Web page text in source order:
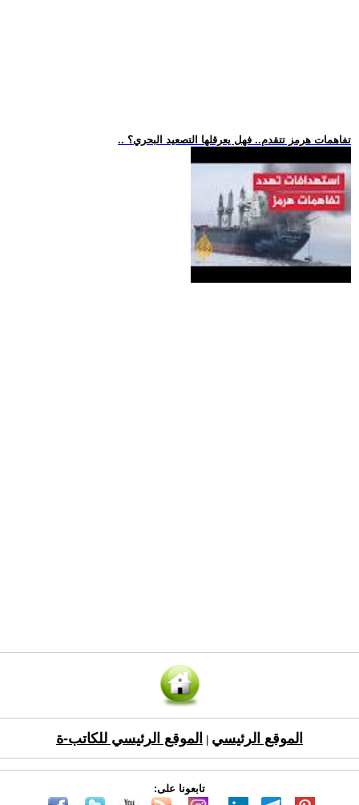
.. تفاهمات هرمز تتقدم.. فهل يعرقلها التصعيد البحري؟
الموقع الرئيسي الموقع الرئيسي للكاتب-ة
تابعونا على: